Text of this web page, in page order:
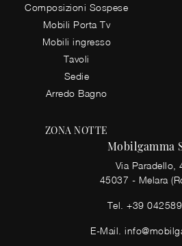
Composizioni Sospese
Mobili Porta Tv
Mobili ingresso
Tavoli
Sedie
Arredo Bagno
ZONA NOTTE
Mobilgamma
Via Paradello,
45037 - Melara
Tel. +39
E-Mail.